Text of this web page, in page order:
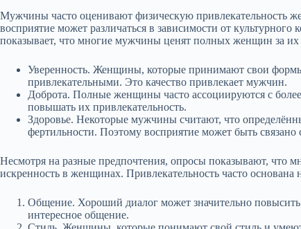
Мужчины часто оценивают физическую привлекательность
восприятие может различаться в зависимости от
показывает, что многие мужчины ценят полных женщин за их
Уверенность. Женщины, которые принимают свои
привлекательными. Это качество привлекает мужчин.
Доброта. Полные женщины часто ассоциируются с
повышать их привлекательность.
Здоровье. Некоторые мужчины считают, что
фертильности. Поэтому восприятие может быть
Несмотря на разные предпочтения, опросы показывают, что
искренность в женщинах. Привлекательность часто
Общение. Хороший диалог может значительно
интересное общение.